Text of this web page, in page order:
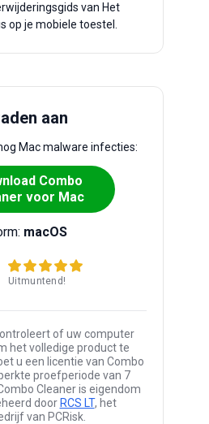
van Het
op je mobiele toestel.
aan
Mac malware infecties:
Combo
voor Mac
macOS
Uitmuntend!
of uw computer
het volledige product te
u een licentie van Combo
proefperiode van 7
Cleaner is eigendom
door RCS LT, het
van PCRisk.